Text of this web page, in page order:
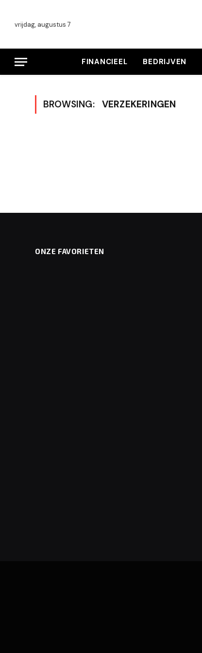
vrijdag, augustus 7
FINANCIEEL BEDRIJVEN
BROWSING: VERZEKERINGEN
ONZE FAVORIETEN